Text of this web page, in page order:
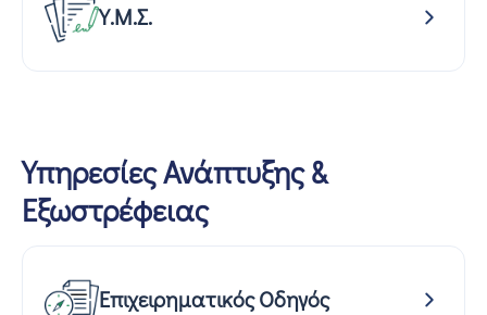
Υ.Μ.Σ.
Υπηρεσίες Ανάπτυξης &
Εξωστρέφειας
Επιχειρηματικός Οδηγός